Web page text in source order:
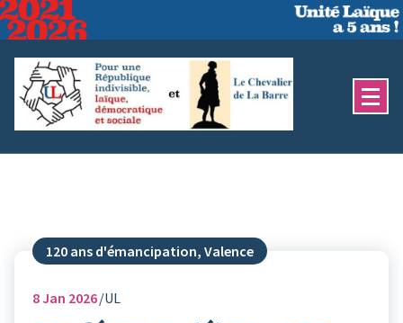
Aller
au
contenu
120 ans d'émancipation, Valence
8Jan 2026 UL